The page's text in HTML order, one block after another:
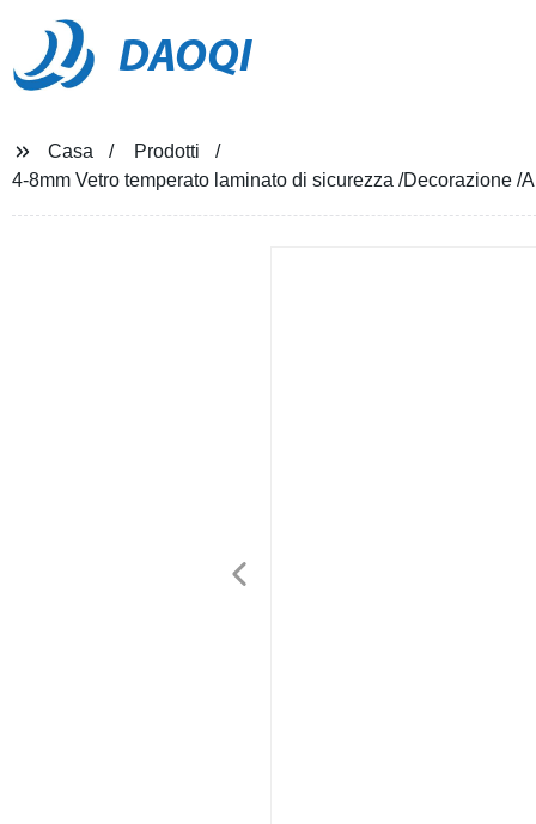
DAOQI
Casa
Prodotti
4-8mm Vetro temperato laminato di sicurezza /Decorazione